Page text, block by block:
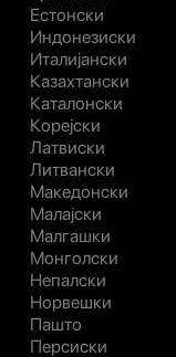
Естонски
Индонезиски
Италијански
Казахтански
Каталонски
Корејски
Латвиски
Литвански
Македонски
Малајски
Малгашки
Монголски
Непалски
Норвешки
Пашто
Персиски